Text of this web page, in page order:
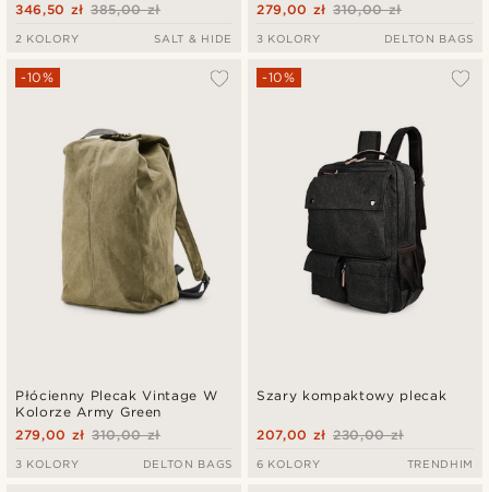
385,00 zł
346,50 zł
2 KOLORY SALT & HIDE
310,00 zł
279,00 zł
3 KOLORY DELTON BAGS
Płócienny Plecak Vintage W
Kolorze Army Green
-10%
310,00 zł
279,00 zł
3 KOLORY DELTON BAGS
Szary kompaktowy plecak
-10%
230,00 zł
207,00 zł
6 KOLORY TRENDHIM